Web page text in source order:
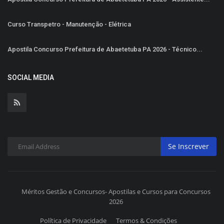
Curso Transpetro - Manutenção - Elétrica
Apostila Concurso Prefeitura de Abaetetuba PA 2026 - Técnico...
SOCIAL MEDIA
Se Inscrever
Méritos Gestão e Concursos- Apostilas e Cursos para Concursos
2026
Política de Privacidade Termos & Condições